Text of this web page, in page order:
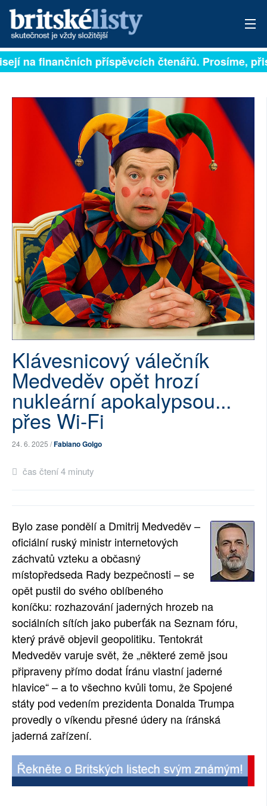
PŘIHLÁSIT
ARCHIV
ROZHOVORY
NEJČTENĚJŠÍ ZA 7 DNÍ
AUTOŘI
PŘÍSPĚVKY NA PROVOZ
SOCIÁLNÍ SÍTĚ
RUBRIKY
PLNÁ VERZE STRÁNEK
na finančních příspěvcích čtenářů. Prosíme,
Klávesnicový válečník
Medveděv opět hrozí
nukleární apokalypsou...
přes Wi-Fi
24. 6. 2025 /Fabiano Golgo
čas čtení 4 minuty
Bylo zase pondělí a Dmitrij Medveděv –
oficiální ruský ministr internetových
záchvatů vzteku a občasný
místopředseda Rady bezpečnosti – se
opět pustil do svého oblíbeného
koníčku: rozhazování jaderných hrozeb na
sociálních sítích jako puberťák na Seznam fóru,
který právě objevil geopolitiku. Tentokrát
Medveděv varuje svět, že „některé země jsou
připraveny přímo dodat Íránu vlastní jaderné
hlavice“ – a to všechno kvůli tomu, že Spojené
státy pod vedením prezidenta Donalda Trumpa
provedly o víkendu přesné údery na íránská
jaderná zařízení.